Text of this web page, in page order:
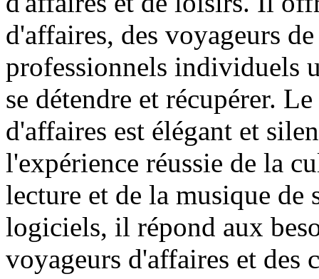
d'affaires, des voyageurs
professionnels individuels
se détendre et récupérer.
d'affaires est élégant et
l'expérience réussie de la
lecture et de la musique
logiciels, il répond aux
voyageurs d'affaires et des